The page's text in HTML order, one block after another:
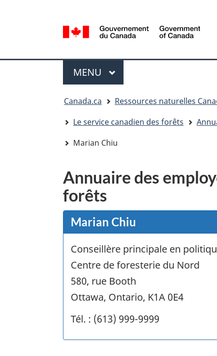
de
la
Government
MENU PRINCIPAL
Canada.ca
Ressources naturelles
Le service canadien des forêts
Marian Chiu
Annuaire des
forêts
Marian Chiu
Conseillère principale en
Centre de foresterie du Nord
580, rue Booth
Ottawa, Ontario, K1A 0E4
Tél. : (613) 999-9999